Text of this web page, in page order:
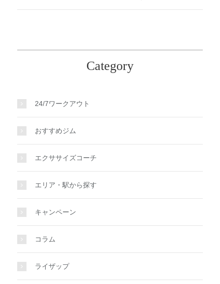
Category
24/7ワークアウト
おすすめジム
エクササイズコーチ
エリア・駅から探す
キャンペーン
コラム
ライザップ